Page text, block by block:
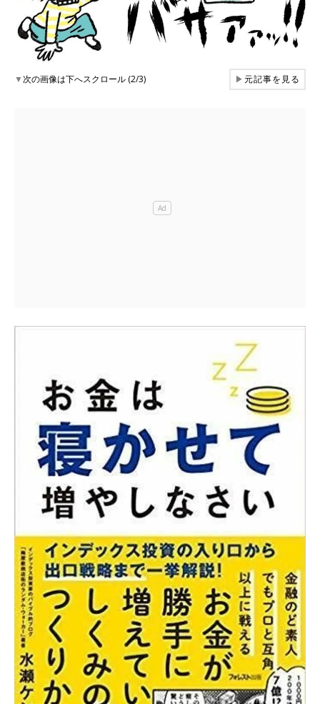
▼次の画像は下へスクロール (2/3) ▶元記事を見る